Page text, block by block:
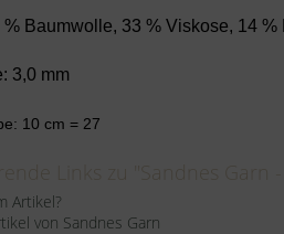
% Baumwolle, 33 % Viskose, 14 %
3,0 mm
10 cm = 27
Artikel?
von Sandnes Garn